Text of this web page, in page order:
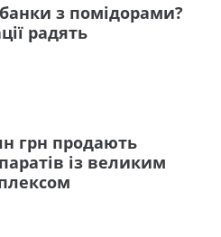
з помідорами?
радять
грн продають
із великим